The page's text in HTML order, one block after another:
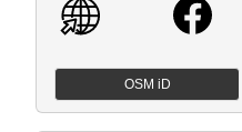
OSM iD